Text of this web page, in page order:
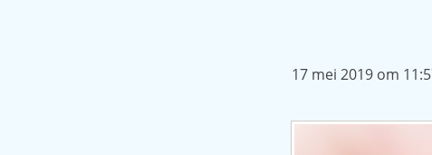
17 mei 2019 om